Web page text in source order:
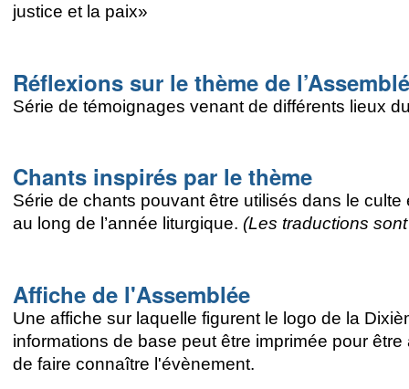
justice et la paix»
Réflexions sur le thème de
Série de témoignages venant de différents lieux
Chants inspirés par le thème
Série de chants pouvant être utilisés dans le
au long de l’année liturgique.(Les traductions
Affiche de l'Assemblée
Une affiche sur laquelle figurent le logo de la
informations de base peut être imprimée pour
de faire connaître l'évènement.